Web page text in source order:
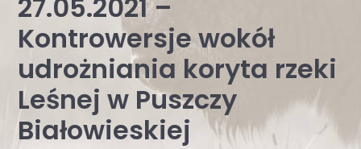
27.05.2021 –
Kontrowersje wokół
udrożniania koryta rzeki
Leśnej w Puszczy
Białowieskiej